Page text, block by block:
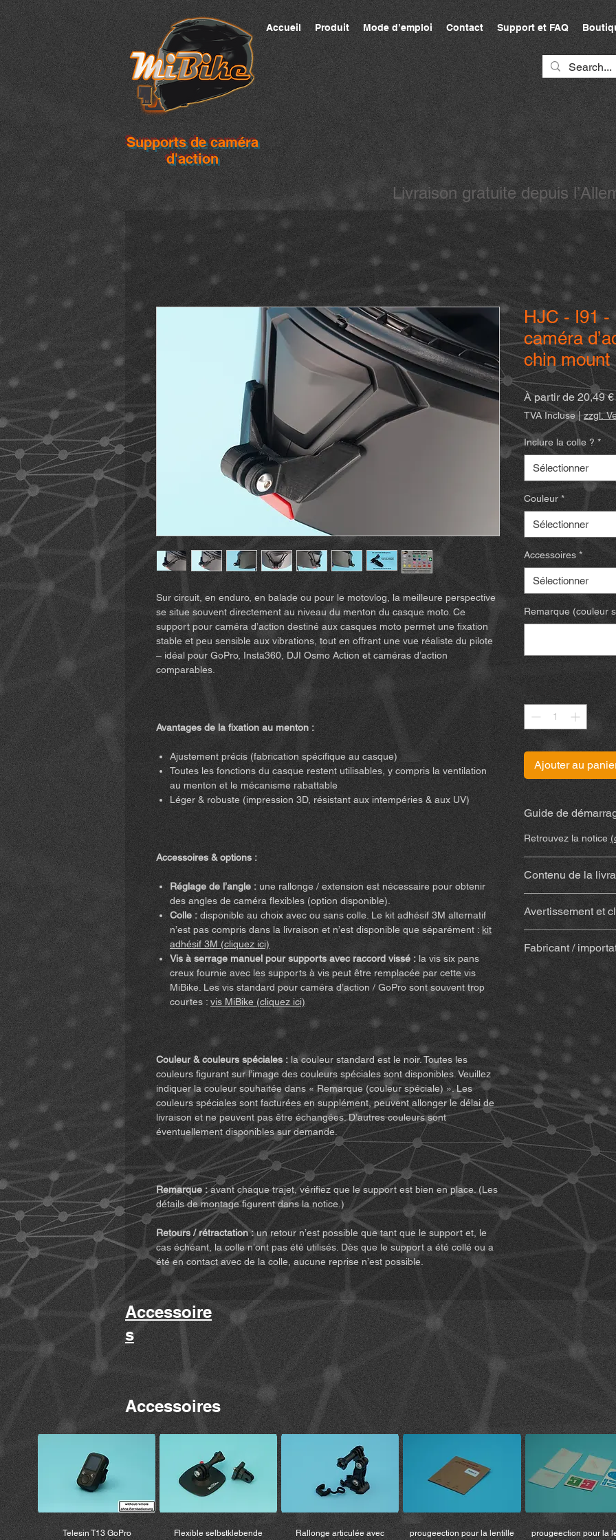
Supports de caméra
d'action
Livraison gratuite depuis
Accueil Produit Mode d’emploi Contact Support et FAQ
Sur circuit, en enduro, en balade ou pour le motovlog, la meilleure perspective
se situe souvent directement au niveau du menton du casque moto. Ce
support pour caméra d’action destiné aux casques moto permet une fixation
stable et peu sensible aux vibrations, tout en offrant une vue réaliste du pilote
– idéal pour GoPro, Insta360, DJI Osmo Action et caméras d’action
comparables.
Avantages de la fixation au menton :
Ajustement précis (fabrication spécifique au casque)
Toutes les fonctions du casque restent utilisables, y compris la ventilation
au menton et le mécanisme rabattable
Léger & robuste (impression 3D, résistant aux intempéries & aux UV)
Accessoires & options :
Réglage de l’angle :une rallonge / extension est nécessaire pour obtenir
des angles de caméra flexibles (option disponible).
Colle : disponible au choix avec ou sans colle. Le kit adhésif 3M alternatif
n’est pas compris dans la livraison et n’est disponible que séparément :kit
adhésif 3M (cliquez ici)
Vis à serrage manuel pour supports avec raccord vissé : la vis six pans
creux fournie avec les supports à vis peut être remplacée par cette vis
MiBike. Les vis standard pour caméra d’action / GoPro sont souvent trop
courtes : vis MiBike (cliquez ici)
Couleur & couleurs spéciales : la couleur standard est le noir. Toutes les
couleurs figurant sur l’image des couleurs spéciales sont disponibles. Veuillez
indiquer la couleur souhaitée dans « Remarque (couleur spéciale) ». Les
couleurs spéciales sont facturées en supplément, peuvent allonger le délai de
livraison et ne peuvent pas être échangées. D’autres couleurs sont
éventuellement disponibles sur demande.
Remarque :avant chaque trajet, vérifiez que le support est bien en place. (Les
détails de montage figurent dans la notice.)
Retours / rétractation :un retour n’est possible que tant que le support et, le
cas échéant, la colle n’ont pas été utilisés. Dès que le support a été collé ou a
été en contact avec de la colle, aucune reprise n’est possible.
HJC - I91 -
caméra
chin mount
À partir de 20,49 €
TVA Incluse|zzgl.
Inclure la colle ? *
Sélectionner
Couleur *
Sélectionner
Accessoires *
Sélectionner
Remarque (couleur
Quantité
Ajouter au
Guide de
Retrouvez la notice
Contenu de la
Support imprimé
résistant aux
Avec colle
(colle, tampon
en bois &
mail avec la
(peut varier pour
Kit d’accessoires
incluse) – si
Pour les
articulée
Pour les
avec
Remarques :De
occasionnellement
d’ajustement et de
néanmoins neufs et
ne peuvent pas
pièce imprimée est
Avertissement et
En achetant et en
des droits juridiques
demande de
d’avoir lu et compris
d’utiliser le produit.
cet accord et
n’acceptez pas
retournez le produit
1. Vous devez
les risques (y
comportement
d’autres personnes)
du produit.
2. Vous devez vous
permet l’utilisation
condition physique
équipements
devez également
pas vos capacités et
sécurité.
3. Vous devez être
la responsabilité de
4. Vous devez lire et
remarques suivants :
• Nous vous
les conditions
routes, et d’être
produit.
• Si vous utilisez le
véhicule, tel qu’une
consignes de
celles du fabricant
• Utilisez le produit
5. Vous devez lire
les conditions
avertissements liés à
le produit, vous
conditions relatives
6. Tous les risques
entièrement à la
indépendamment
l’acheteur initial.
Fabricant /
MiBike - Mike
Witten, www.mibike.de
Accessoire
s
Telesin T13 GoPro
Flexible selbstklebende
Rallonge articulée avec
prougeection pour la lentille
prougeection pour la
Accessoires